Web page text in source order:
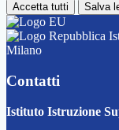
Accetta tutti Salva
Milano
Contatti
Istituto Istruzione